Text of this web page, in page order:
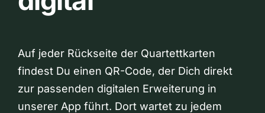
Auf jeder Rückseite der Quartettkarten
findest Du einen QR-Code, der Dich direkt
zur passenden digitalen Erweiterung in
unserer App führt. Dort wartet zu jedem